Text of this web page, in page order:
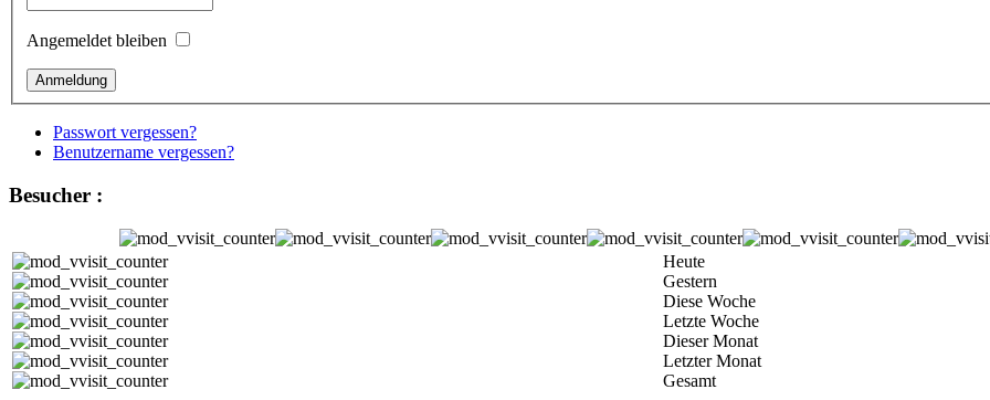
Angemeldet bleiben
Passwort vergessen?
Benutzername vergessen?
Besucher :
Heute
Gestern
Diese Woche
Letzte Woche
Dieser Monat
Letzter Monat
Gesamt